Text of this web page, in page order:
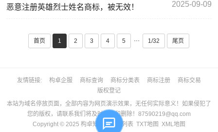
恶意注册英雄烈士姓名商标，被无效！ 2025-09-09
首页 1 2 3 4 5 ··· 1/32 尾页
友情链接 构卓企服 商标查询 商标分类表 商标注册
商标交易
版权登记
本站为域名停放页面，全部内容为网页演示效果，无任何实际意义！如果侵犯了
您的版权，请联系我们将及时更正和删除！87590219@qq.com
Copyright © 2025 构卓知产 城市列表 TXT地图 XML地图